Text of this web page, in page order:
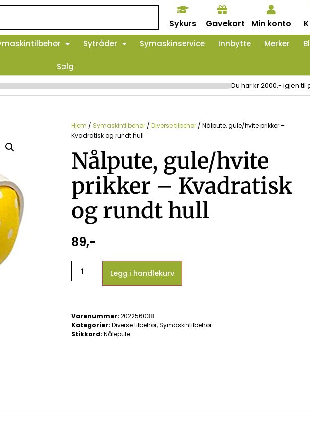
Sykurs Gavekort Min konto
Sytråder Symaskinservice Innbytte Merker
Salg
Du har kr 2000,- igjen til
Hjem / Symaskintilbehør / Diverse tilbehør / Nålpute, gule/hvite prikker –
Kvadratisk og rundt hull
Nålpute, gule/hvite
prikker – Kvadratisk
og rundt hull
89,-
Legg i handlekurv
Varenummer: 202256038
Kategorier: Diverse tilbehør,Symaskintilbehør
Stikkord: Nålepute